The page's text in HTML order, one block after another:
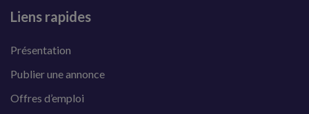
Liens rapides
Présentation
Publier une annonce
Offres d’emploi